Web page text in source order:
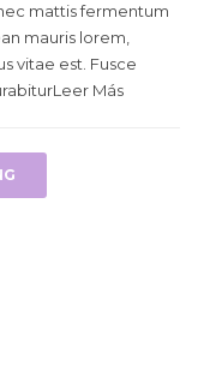
mattis fermentum
mauris lorem,
vitae est. Fusce
Más